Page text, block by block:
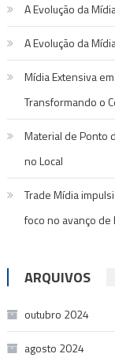
A Evolução da
A Evolução da
Mídia Extensiva
Transformando o
Material de Ponto
no Local
Trade Mídia
foco no avanço de
ARQUIVOS
outubro 2024
agosto 2024